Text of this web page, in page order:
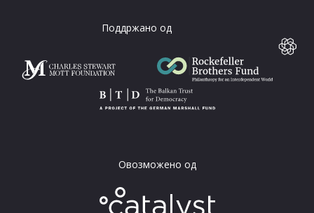
Поддржано од
Овозможено од